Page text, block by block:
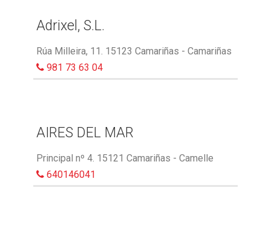
Adrixel, S.L.
Rúa Milleira, 11. 15123 Camariñas - Camariñas
981 73 63 04
AIRES DEL MAR
Principal nº 4. 15121 Camariñas - Camelle
640146041